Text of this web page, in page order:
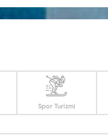
Spor Turizmi